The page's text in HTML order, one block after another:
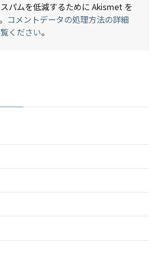
パムを低減するために Akismet を
コメントデータの処理方法の詳細
ください。